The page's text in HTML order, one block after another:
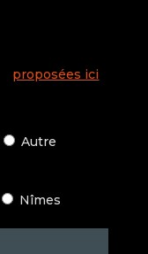
proposées ici
Autre
Nîmes